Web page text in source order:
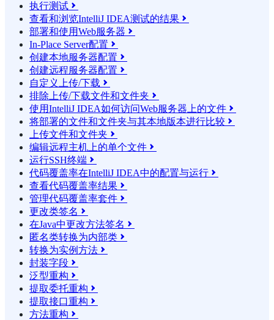
执行测试 
查看和浏览IntelliJ IDEA测试的结果 
部署和使用Web服务器 
In-Place Server配置 
创建本地服务器配置 
创建远程服务器配置 
自定义上传/下载 
排除上传/下载文件和文件夹 
使用IntelliJ IDEA如何访问Web服务器上的文件 
将部署的文件和文件夹与其本地版本进行比较 
上传文件和文件夹 
编辑远程主机上的单个文件 
运行SSH终端 
代码覆盖率在IntelliJ IDEA中的配置与运行 
查看代码覆盖率结果 
管理代码覆盖率套件 
更改类签名 
在Java中更改方法签名 
匿名类转换为内部类 
转换为实例方法 
封装字段 
泛型重构 
提取委托重构 
提取接口重构 
方法重构 